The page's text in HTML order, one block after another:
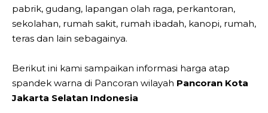
pabrik, gudang, lapangan olah raga, perkantoran,
sekolahan, rumah sakit, rumah ibadah, kanopi, rumah,
teras dan lain sebagainya.
Berikut ini kami sampaikan informasi harga atap
spandek warna di Pancoran wilayah Pancoran Kota
Jakarta Selatan Indonesia